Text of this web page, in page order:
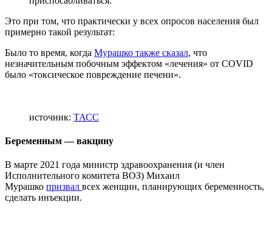
Это при том, что практически у всех опросов населения был
примерно такой результат:
Было то время, когда Мурашко также сказал, что
незначительным побочным эффектом «лечения» от COVID
было «токсическое повреждение печени».
источник: ТАСС
Беременным — вакцину
В марте 2021 года министр здравоохранения (и член
Исполнительного комитета ВОЗ) Михаил
Мурашко призвал всех женщин, планирующих беременность,
сделать инъекции.